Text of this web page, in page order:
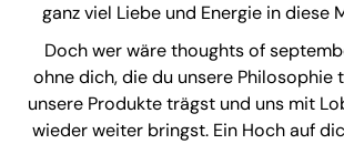
ganz viel Liebe und Energie in diese
Doch wer wäre thoughts of
ohne dich, die du unsere Philosophie
unsere Produkte trägst und uns mit
wieder weiter bringst. Ein Hoch auf